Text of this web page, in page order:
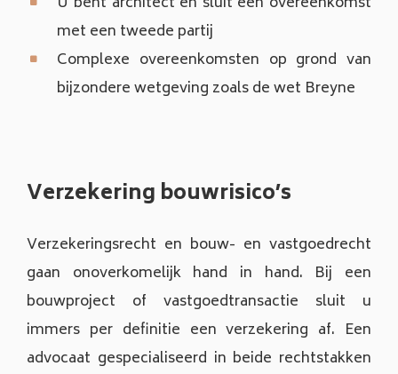
met een tweede partij
Complexe overeenkomsten op grond van
bijzondere wetgeving zoals de wet Breyne
Verzekering bouwrisico’s
Verzekeringsrecht en bouw- en vastgoedrecht
gaan onoverkomelijk hand in hand. Bij een
bouwproject of vastgoedtransactie sluit u
immers per definitie een verzekering af. Een
advocaat gespecialiseerd in beide rechtstakken